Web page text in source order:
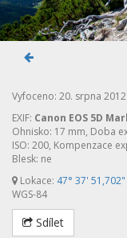
Vyfoceno: 20. srpna 2012
EXIF: Canon EOS 5D
Ohnisko: 17 mm, Doba
ISO: 200, Kompenzace
Blesk: ne
Lokace: 47° 37'
WGS-84
Sdílet